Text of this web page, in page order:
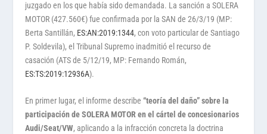
juzgado en los que había sido demandada. La sanción a SOLERA
MOTOR (427.560€) fue confirmada por la SAN de 26/3/19 (MP:
Berta Santillán, ES:AN:2019:1344, con voto particular de Santiago
P. Soldevila), el Tribunal Supremo inadmitió el recurso de
casación (ATS de 5/12/19, MP: Fernando Román,
ES:TS:2019:12936A).
En primer lugar, el informe describe“teoría del daño” sobre la
participación de SOLERA MOTOR en el cártel de concesionarios
Audi/Seat/VW, aplicando a la infracción concreta la doctrina